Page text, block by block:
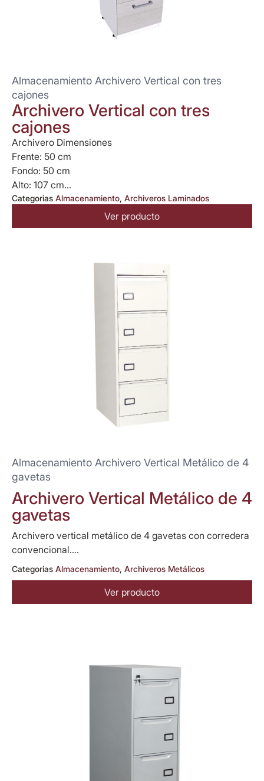
Almacenamiento Archivero Vertical con tres
cajones
Archivero Vertical con tres
cajones
Archivero Dimensiones
Frente: 50 cm
Fondo: 50 cm
Alto: 107 cm...
Categorias Almacenamiento, Archiveros Laminados
Ver producto
Almacenamiento Archivero Vertical Metálico de 4
gavetas
Archivero Vertical Metálico de 4
gavetas
Archivero vertical metálico de 4 gavetas con corredera
convencional....
Categorias Almacenamiento, Archiveros Metálicos
Ver producto